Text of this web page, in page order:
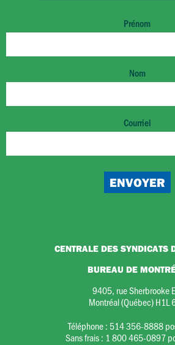
Prénom
Nom
Courriel
CENTRALE DES SYNDICATS
BUREAU DE
9405, rue Sherbrooke
Montréal (Québec) H1L
Téléphone : 514 356-8888
Sans frais : 1 800 465-0897